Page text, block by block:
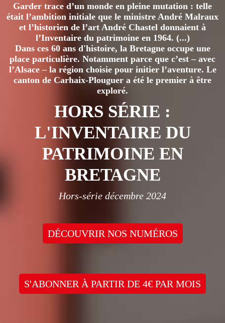
Garder trace d’un monde en pleine mutation : telle
était l’ambition initiale que le ministre André Malraux
et l’historien de l’art André Chastel donnaient à
l’Inventaire du patrimoine en 1964. (...)
Dans ces 60 ans d'histoire, la Bretagne occupe une
place particulière. Notamment parce que c’est – avec
l’Alsace – la région choisie pour initier l’aventure. Le
canton de Carhaix-Plouguer a été le premier à être
exploré.
HORS SÉRIE :
L'INVENTAIRE DU
PATRIMOINE EN
BRETAGNE
Hors-série décembre 2024
DÉCOUVRIR NOS NUMÉROS
S'ABONNER À PARTIR DE 4€ PAR MOIS